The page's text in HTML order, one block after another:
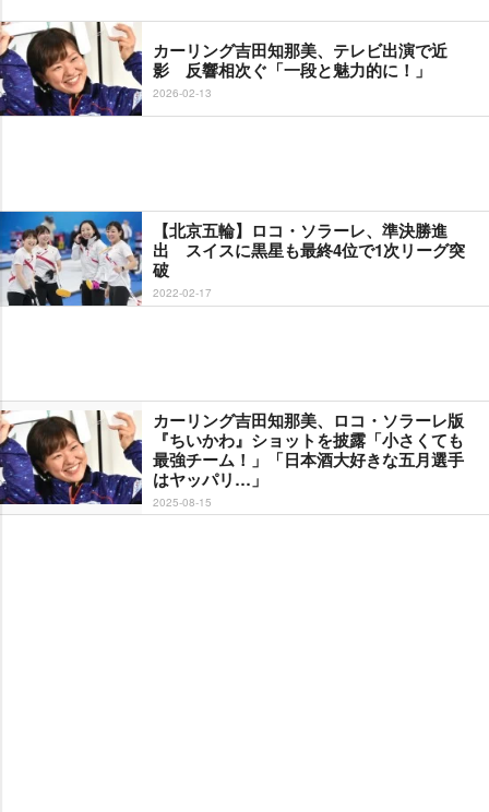
カーリング吉田知那美、テレビ出演で近
影 反響相次ぐ「一段と魅力的に！」
2026-02-13
【北京五輪】ロコ・ソラーレ、準決勝進
出 スイスに黒星も最終4位で1次リーグ突
破
2022-02-17
カーリング吉田知那美、ロコ・ソラーレ版
『ちいかわ』ショットを披露「小さくても
最強チーム！」「日本酒大好きな五月選手
はヤッパリ…」
2025-08-15